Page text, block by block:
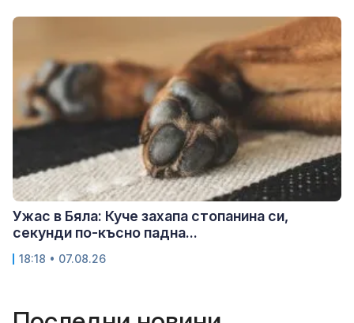
Ужас в Бяла: Куче захапа стопанина си,
секунди по-късно падна...
18:18 • 07.08.26